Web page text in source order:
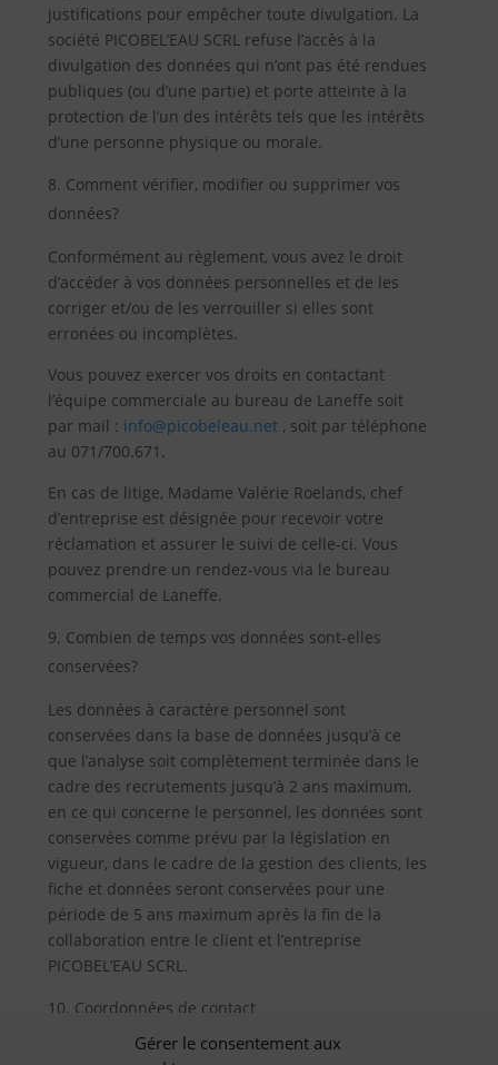
Gérer le consentement aux
justifications pour empêcher toute divulgation. La
société PICOBEL’EAU SCRL refuse l’accès à la
divulgation des données qui n’ont pas été rendues
publiques (ou d’une partie) et porte atteinte à la
protection de l’un des intérêts tels que les intérêts
d’une personne physique ou morale.
Comment vérifier, modifier ou supprimer vos
données?
Conformément au règlement, vous avez le droit
d’accéder à vos données personnelles et de les
corriger et/ou de les verrouiller si elles sont
erronées ou incomplètes.
Vous pouvez exercer vos droits en contactant
l’équipe commerciale au bureau de Laneffe soit
par mail : info@picobeleau.net , soit par téléphone
au 071/700.671.
En cas de litige, Madame Valérie Roelands, chef
d’entreprise est désignée pour recevoir votre
réclamation et assurer le suivi de celle-ci. Vous
pouvez prendre un rendez-vous via le bureau
commercial de Laneffe.
Combien de temps vos données sont-elles
conservées?
Les données à caractère personnel sont
conservées dans la base de données jusqu’à ce
que l’analyse soit complètement terminée dans le
cadre des recrutements jusqu’à 2 ans maximum,
en ce qui concerne le personnel, les données sont
conservées comme prévu par la législation en
vigueur, dans le cadre de la gestion des clients, les
fiche et données seront conservées pour une
période de 5 ans maximum après la fin de la
collaboration entre le client et l’entreprise
PICOBEL’EAU SCRL.
Coordonnées de contact
Responsables du traitement des données selon les